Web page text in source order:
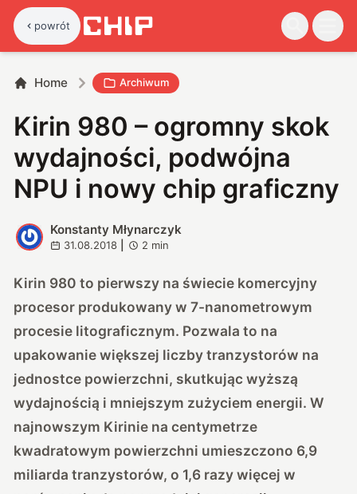
powrót
Home Archiwum
Kirin 980 – ogromny skok
wydajności, podwójna
NPU i nowy chip graficzny
K
Konstanty Młynarczyk
31.08.2018 2 min
Kirin 980 to pierwszy na świecie komercyjny
procesor produkowany w 7-nanometrowym
procesie litograficznym. Pozwala to na
upakowanie większej liczby tranzystorów na
jednostce powierzchni, skutkując wyższą
wydajnością i mniejszym zużyciem energii. W
najnowszym Kirinie na centymetrze
kwadratowym powierzchni umieszczono 6,9
miliarda tranzystorów, o 1,6 razy więcej w